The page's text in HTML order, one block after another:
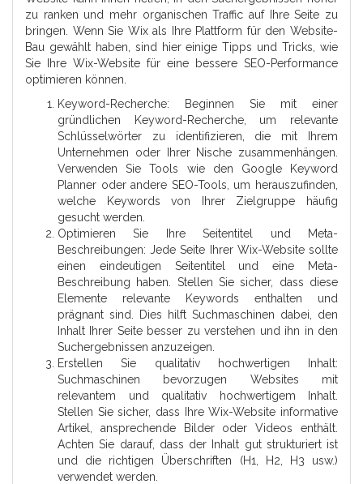
zu ranken und mehr organischen Traffic auf Ihre Seite zu
bringen. Wenn Sie Wix als Ihre Plattform für den Website-
Bau gewählt haben, sind hier einige Tipps und Tricks, wie
Sie Ihre Wix-Website für eine bessere SEO-Performance
optimieren können.
Keyword-Recherche: Beginnen Sie mit einer
gründlichen Keyword-Recherche, um relevante
Schlüsselwörter zu identifizieren, die mit Ihrem
Unternehmen oder Ihrer Nische zusammenhängen.
Verwenden Sie Tools wie den Google Keyword
Planner oder andere SEO-Tools, um herauszufinden,
welche Keywords von Ihrer Zielgruppe häufig
gesucht werden.
Optimieren Sie Ihre Seitentitel und Meta-
Beschreibungen: Jede Seite Ihrer Wix-Website sollte
einen eindeutigen Seitentitel und eine Meta-
Beschreibung haben. Stellen Sie sicher, dass diese
Elemente relevante Keywords enthalten und
prägnant sind. Dies hilft Suchmaschinen dabei, den
Inhalt Ihrer Seite besser zu verstehen und ihn in den
Suchergebnissen anzuzeigen.
Erstellen Sie qualitativ hochwertigen Inhalt:
Suchmaschinen bevorzugen Websites mit
relevantem und qualitativ hochwertigem Inhalt.
Stellen Sie sicher, dass Ihre Wix-Website informative
Artikel, ansprechende Bilder oder Videos enthält.
Achten Sie darauf, dass der Inhalt gut strukturiert ist
und die richtigen Überschriften (H1, H2, H3 usw.)
verwendet werden.